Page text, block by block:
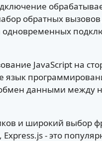
обратных
одновременных
JavaScript на
язык
обмен данными
и широкий выбор
- это